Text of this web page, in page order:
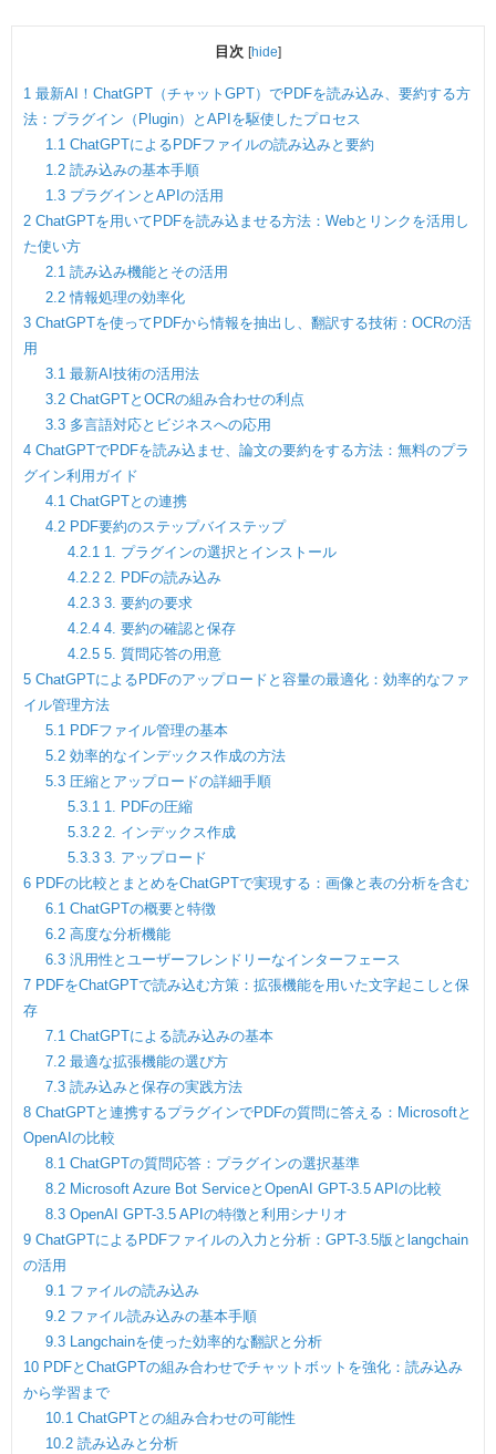
目次 [hide]
1 最新AI！ChatGPT（チャットGPT）でPDFを読み込み、要約する方
法：プラグイン（Plugin）とAPIを駆使したプロセス
1.1ChatGPTによるPDFファイルの読み込みと要約
1.2読み込みの基本手順
1.3プラグインとAPIの活用
2 ChatGPTを用いてPDFを読み込ませる方法：Webとリンクを活用し
た使い方
2.1読み込み機能とその活用
2.2情報処理の効率化
3 ChatGPTを使ってPDFから情報を抽出し、翻訳する技術：OCRの活
用
3.1最新AI技術の活用法
3.2ChatGPTとOCRの組み合わせの利点
3.3多言語対応とビジネスへの応用
4 ChatGPTでPDFを読み込ませ、論文の要約をする方法：無料のプラ
グイン利用ガイド
4.1ChatGPTとの連携
4.2PDF要約のステップバイステップ
4.2.11. プラグインの選択とインストール
4.2.22. PDFの読み込み
4.2.33. 要約の要求
4.2.44. 要約の確認と保存
4.2.55. 質問応答の用意
5 ChatGPTによるPDFのアップロードと容量の最適化：効率的なファ
イル管理方法
5.1PDFファイル管理の基本
5.2効率的なインデックス作成の方法
5.3圧縮とアップロードの詳細手順
5.3.11. PDFの圧縮
5.3.22. インデックス作成
5.3.33. アップロード
6 PDFの比較とまとめをChatGPTで実現する：画像と表の分析を含む
6.1ChatGPTの概要と特徴
6.2高度な分析機能
6.3汎用性とユーザーフレンドリーなインターフェース
7 PDFをChatGPTで読み込む方策：拡張機能を用いた文字起こしと保
存
7.1ChatGPTによる読み込みの基本
7.2最適な拡張機能の選び方
7.3読み込みと保存の実践方法
8 ChatGPTと連携するプラグインでPDFの質問に答える：Microsoftと
OpenAIの比較
8.1ChatGPTの質問応答：プラグインの選択基準
8.2Microsoft Azure Bot ServiceとOpenAI GPT-3.5 APIの比較
8.3OpenAI GPT-3.5 APIの特徴と利用シナリオ
9 ChatGPTによるPDFファイルの入力と分析：GPT-3.5版とlangchain
の活用
9.1ファイルの読み込み
9.2ファイル読み込みの基本手順
9.3Langchainを使った効率的な翻訳と分析
10 PDFとChatGPTの組み合わせでチャットボットを強化：読み込み
から学習まで
10.1ChatGPTとの組み合わせの可能性
10.2読み込みと分析